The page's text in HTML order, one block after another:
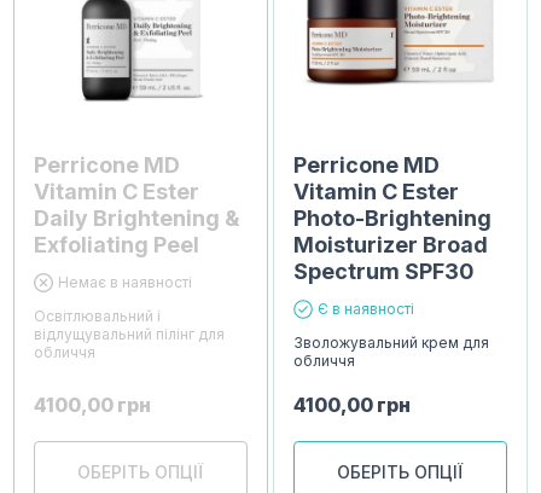
Perricone MD
Vitamin C Ester
Daily Brightening &
Exfoliating Peel
Немає в наявності
Освітлювальний і
відлущувальний пілінг для
обличчя
4100,00 грн
ОБЕРІТЬ ОПЦІЇ
Perricone MD
Vitamin C Ester
Photo-Brightening
Moisturizer Broad
Spectrum SPF30
Є в наявності
Зволожувальний крем для
обличчя
4100,00 грн
ОБЕРІТЬ ОПЦІЇ